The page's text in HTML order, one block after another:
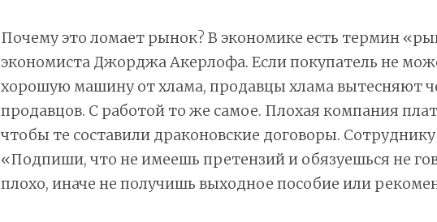
Почему это ломает рынок? В экономике есть термин
экономиста Джорджа Акерлофа. Если покупатель не
хорошую машину от хлама, продавцы хлама вытесняют
продавцов. С работой то же самое. Плохая компания
чтобы те составили драконовские договоры. Сотруднику
«Подпиши, что не имеешь претензий и обязуешься не
плохо, иначе не получишь выходное пособие или